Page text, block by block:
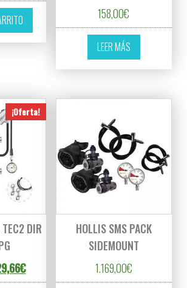
158,00€
LEER MÁS
¡Oferta!
DIR
original era: 1.144,07€.
€El precio actual es: 1.029,66€.
HOLLIS SMS PACK
SIDEMOUNT
1.169,00€